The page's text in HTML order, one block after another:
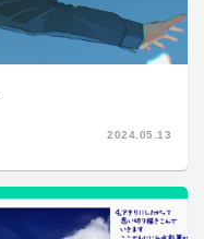
2024.05.13